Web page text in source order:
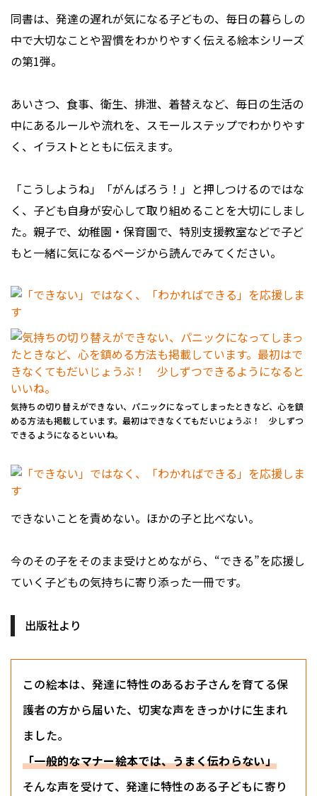
同書は、発達の遅れが気になる子どもの、毎日の暮らしの
中で大切なことや習慣をわかりやすく伝える絵本シリーズ
の第1弾。
あいさつ、食事、衛生、排泄、着替えなど、毎日の生活の
中にあるルールや流れを、スモールステップでわかりやす
く、イラストとともに伝えます。
「こうしようね」「がんばろう！」と押しつけるのではな
く、子ども自身が安心して取り組めることを大切にしまし
た。親子で、幼稚園・保育園で、特別支援教室などで子ど
もと一緒に気になるページから読んでみてください。
気持ちの切り替えができない、パニックになってしまったときなど、心を鎮
める方法も掲載しています。最初はできなくてもだいじょうぶ！ 少しずつ
できるようになるといいね。
できないことを責めない。ほかの子と比べない。
今のその子をそのまま受けとめながら、“できる”を応援し
ていく――子どもの気持ちに寄り添った一冊です。
出版社より
この絵本は、発達に特性のあるお子さんを育てる保
護者の方から届いた、切実な声をきっかけに生まれ
ました。
「一般的なマナー絵本では、うまく伝わらない」
そんな声を受けて、発達に特性のある子どもに寄り